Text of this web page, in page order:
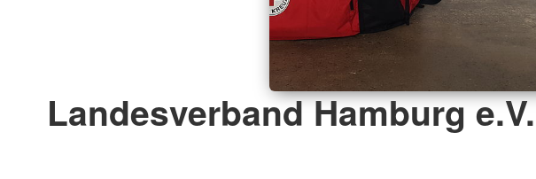
Landesverband Hamburg e.V.